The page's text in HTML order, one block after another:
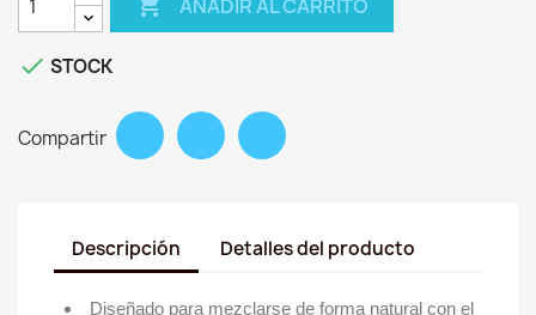
AÑADIR AL CARRITO
 STOCK
Compartir
Descripción Detalles del producto
Diseñado para mezclarse de forma natural con el